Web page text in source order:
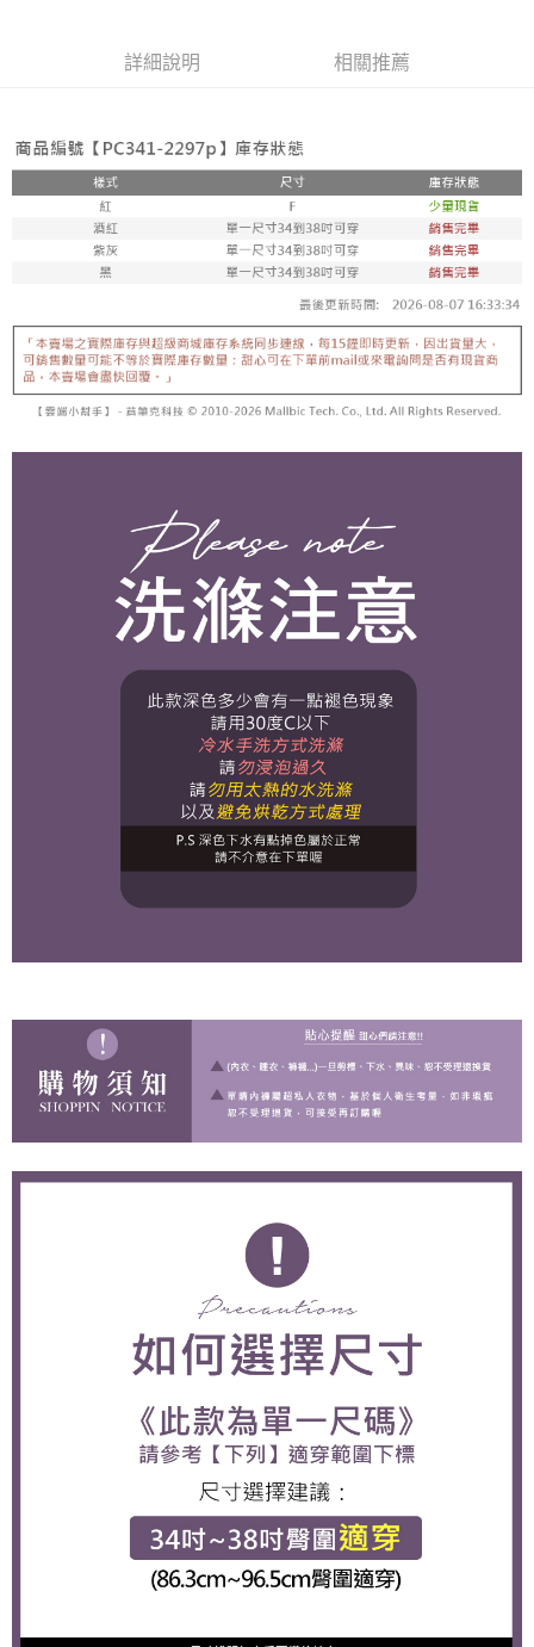
「AFTEE先享後付」，若未經同意申辦者引起之損失，本公司不負相關責
請求用戶進行身份認證。
５．嚴禁一人註冊多個帳號或使用他人資訊註冊。若發現惡意使用之情形，
恩沛科技股份有限公司將有權停止該用戶之使用額度並採取法律行動。
詳細說明 相關推薦